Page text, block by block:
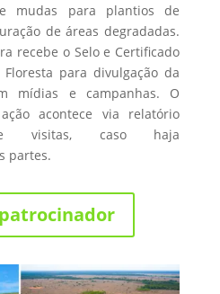
mudas para plantios de
de áreas degradadas.
recebe o Selo e Certificado
para divulgação da
mídias e campanhas. O
acontece via relatório
e visitas, caso haja
partes.